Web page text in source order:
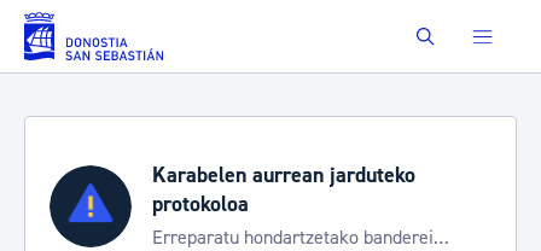
Eduki nagusira joan Buscar
Karabelen aurrean jarduteko
protokoloa
Erreparatu hondartzetako banderei